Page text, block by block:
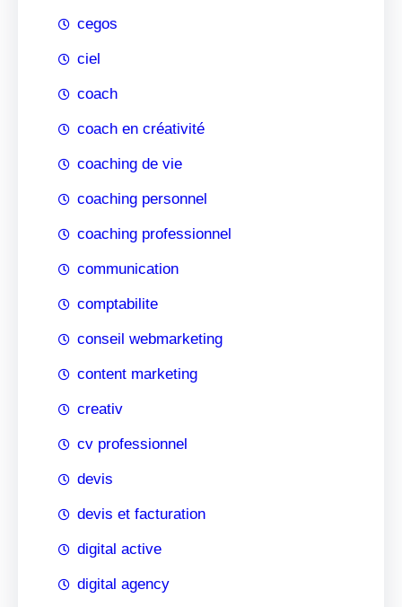
cegos
ciel
coach
coach en créativité
coaching de vie
coaching personnel
coaching professionnel
communication
comptabilite
conseil webmarketing
content marketing
creativ
cv professionnel
devis
devis et facturation
digital active
digital agency